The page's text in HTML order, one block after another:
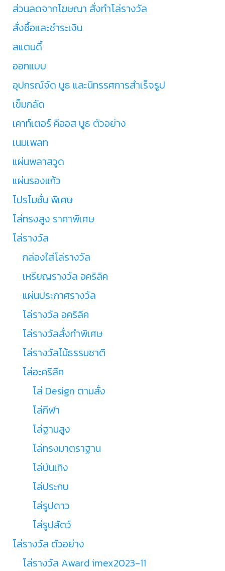
ส่วนลดจากโฆษณา สั่งทำโล่รางวัล
สั่งซื้อและชำระเงิน
สแตนดี้
ออกแบบ
อุปกรณ์จัด บูธ และนิทรรศการสำเร็จรูป
เข็มกลัด
เคาท์เตอร์ คีออส บูธ ตัวอย่าง
เนมเพลท
แผ่นพลาสวูด
แผ่นรองแก้ว
โปรโมชั่น พิเศษ
โล่ทรงสูง ราคาพิเศษ
โล่รางวัล
กล่องใส่โล่รางวัล
เหรียญรางวัล อคริลิค
แผ่นประกาศรางวัล
โล่รางวัล อคริลิค
โล่รางวัลสั่งทำพิเศษ
โล่รางวัลไม้ธรรมชาติ
โล่อะคริลิค
โล่ Design ตามสั่ง
โล่กีฬา
โล่ฐานสูง
โล่ทรงมาตราฐาน
โล่บันเทิง
โล่ประกบ
โล่รูปดาว
โล่รูปสัตว์
โล่รางวัล ตัวอย่าง
โล่รางวัล Award imex2023-11